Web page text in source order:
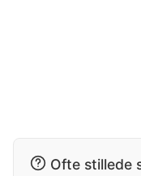
Ofte stillede